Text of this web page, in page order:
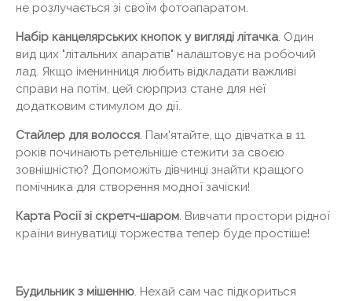
не розлучається зі своїм фотоапаратом.
Набір канцелярських кнопок у вигляді літачка. Один
вид цих "літальних апаратів" налаштовує на робочий
лад. Якщо іменинниця любить відкладати важливі
справи на потім, цей сюрприз стане для неї
додатковим стимулом до дії.
Стайлер для волосся. Пам'ятайте, що дівчатка в 11
років починають ретельніше стежити за своєю
зовнішністю? Допоможіть дівчинці знайти кращого
помічника для створення модної зачіски!
Карта Росії зі скретч-шаром. Вивчати простори рідної
країни винуватиці торжества тепер буде простіше!
Будильник з мішенню. Нехай сам час підкориться